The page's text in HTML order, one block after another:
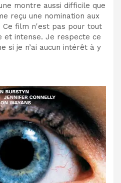
montre aussi difficile que
reçu une nomination aux
Ce film n'est pas pour tout
et intense. Je respecte ce
si je n’ai aucun intérêt à y